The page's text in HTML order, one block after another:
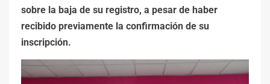
sobre la baja de su registro, a pesar de haber
recibido previamente la confirmación de su
inscripción.